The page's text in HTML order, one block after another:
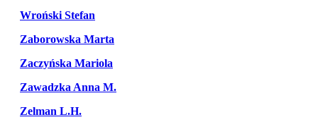
Wroński Stefan
Zaborowska Marta
Zaczyńska Mariola
Zawadzka Anna M.
Zelman L.H.